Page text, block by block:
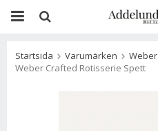
Startsida Varumärken
Weber
Weber Crafted Rotisserie Spett